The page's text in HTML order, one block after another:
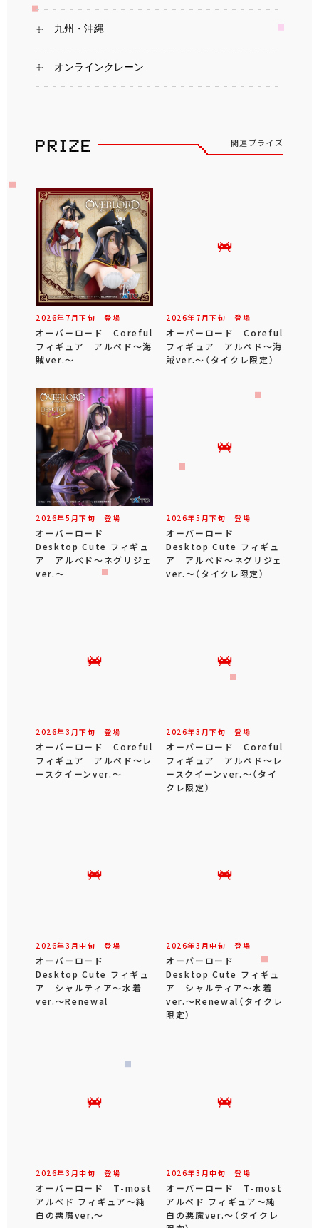
九州・沖縄
オンラインクレーン
関連プライズ
2026年 7 月下旬 登場
オーバーロード Coreful
フィギュア アルベド～海
賊ver.～
2026年 7 月下旬 登場
オーバーロード Coreful
フィギュア アルベド～海
賊ver.～（タイクレ限定）
2026年5 月下旬 登場
オーバーロード
Desktop Cute フィギュ
ア アルベド～ネグリジェ
ver.～
2026年5 月下旬 登場
オーバーロード
Desktop Cute フィギュ
ア アルベド～ネグリジェ
ver.～（タイクレ限定）
2026年3 月下旬 登場
オーバーロード Coreful
フィギュア アルベド～レ
ースクイーンver.～
2026年3 月下旬 登場
オーバーロード Coreful
フィギュア アルベド～レ
ースクイーンver.～（タイ
クレ限定）
2026年3 月中旬 登場
オーバーロード
Desktop Cute フィギュ
ア シャルティア～水着
ver.～Renewal
2026年3 月中旬 登場
オーバーロード
Desktop Cute フィギュ
ア シャルティア～水着
ver.～Renewal（タイクレ
限定）
2026年3 月中旬 登場
オーバーロード T-most
アルベド フィギュア～純
白の悪魔ver.～
2026年3 月中旬 登場
オーバーロード T-most
アルベド フィギュア～純
白の悪魔ver.～（タイクレ